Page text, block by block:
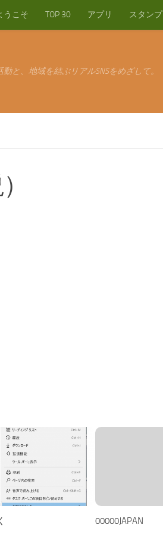
うこそ TOP 30 アプリ スタンプ
と、地域を結ぶリアルSNSをめざして。
00000JAPAN